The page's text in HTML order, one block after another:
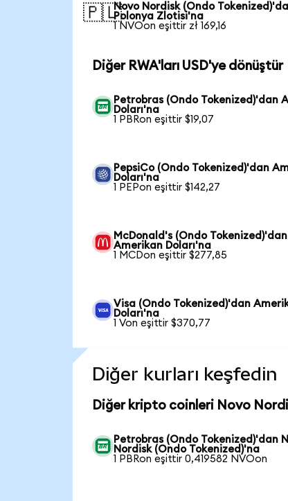
🇵🇱Novo Nordisk (Ondo
Polonya Zlotisi'na
1 NVOon eşittir zł 169,16
Diğer RWA'ları USD'ye dönüştür
Petrobras (Ondo Tokenized)'dan
Doları'na
1 PBRon eşittir $19,07
PepsiCo (Ondo Tokenized)'dan
Doları'na
1 PEPon eşittir $142,27
McDonald's (Ondo Tokenized)'dan
Amerikan Doları'na
1 MCDon eşittir $277,85
Visa (Ondo Tokenized)'dan
Doları'na
1 Von eşittir $370,77
Diğer kurları keşfedin
Diğer kripto coinleri Novo
Petrobras (Ondo Tokenized)'dan
Nordisk (Ondo Tokenized)'na
1 PBRon eşittir 0,419582 NVOon